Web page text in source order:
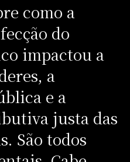
como a
do
impactou a
a
e a
justa das
São todos